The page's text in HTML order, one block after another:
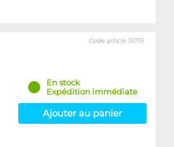
Code article 15715
En stock
Expédition immédiate
Ajouter au panier